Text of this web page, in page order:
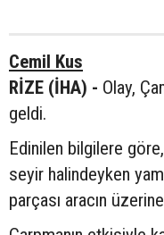
Cemil Kus
RİZE (İHA) - Olay,
geldi.
Edinilen bilgilere
seyir halindeyken
parçası aracın